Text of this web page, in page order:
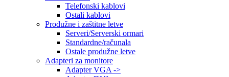
Telefonski kablovi
Ostali kablovi
Produžne i zaštitne letve
Serveri/Serverski ormari
Standardne/računala
Ostale produžne letve
Adapteri za monitore
Adapter VGA ->